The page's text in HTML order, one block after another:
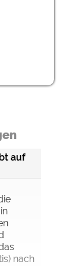
auf
nach